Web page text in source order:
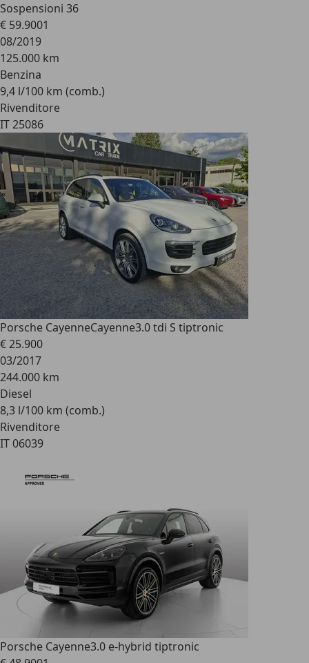
Sospensioni 36
€ 59.9001
08/2019
125.000 km
Benzina
9,4 l/100 km (comb.)
Rivenditore
IT 25086
Porsche CayenneCayenne3.0 tdi S tiptronic
€ 25.900
03/2017
244.000 km
Diesel
8,3 l/100 km (comb.)
Rivenditore
IT 06039
Porsche Cayenne3.0 e-hybrid tiptronic